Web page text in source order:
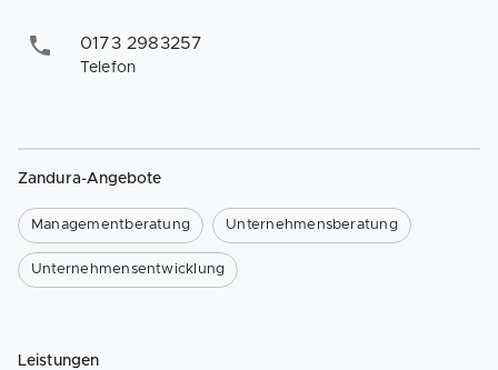
0173 2983257
Telefon
Zandura-Angebote
Managementberatung Unternehmensberatung
Unternehmensentwicklung
Leistungen